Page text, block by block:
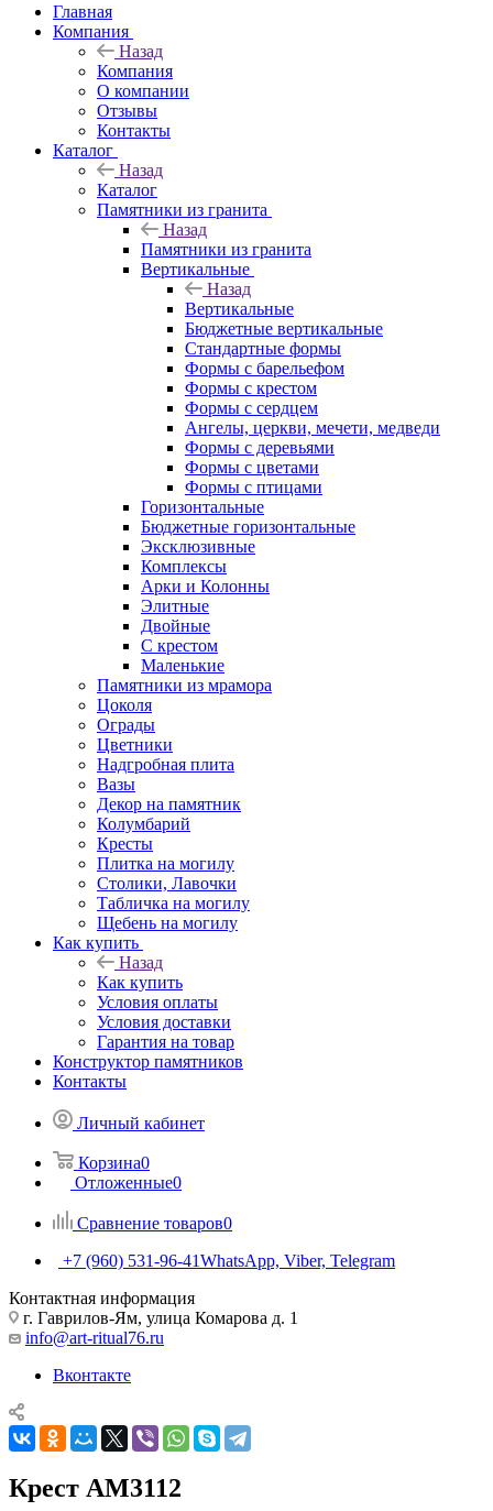
Главная
Компания
Назад
Компания
О компании
Отзывы
Контакты
Каталог
Назад
Каталог
Памятники из гранита
Назад
Памятники из гранита
Вертикальные
Назад
Вертикальные
Бюджетные вертикальные
Стандартные формы
Формы с барельефом
Формы с крестом
Формы с сердцем
Ангелы, церкви, мечети, медведи
Формы с деревьями
Формы с цветами
Формы с птицами
Горизонтальные
Бюджетные горизонтальные
Эксклюзивные
Комплексы
Арки и Колонны
Элитные
Двойные
С крестом
Маленькие
Памятники из мрамора
Цоколя
Ограды
Цветники
Надгробная плита
Вазы
Декор на памятник
Колумбарий
Кресты
Плитка на могилу
Столики, Лавочки
Табличка на могилу
Щебень на могилу
Как купить
Назад
Как купить
Условия оплаты
Условия доставки
Гарантия на товар
Конструктор памятников
Контакты
Личный кабинет
Корзина0
Отложенные0
Сравнение товаров0
+7 (960) 531-96-41WhatsApp, Viber, Telegram
Контактная информация
г. Гаврилов-Ям, улица Комарова д. 1
info@art-ritual76.ru
Вконтакте
Крест AM3112